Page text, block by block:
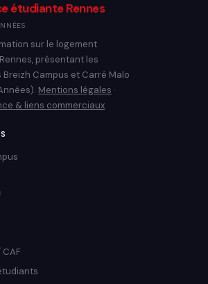
étudiante Rennes
sur le logement
présentant les
Campus et Carré Malo
Mentions légales ·
& liens commerciaux
CAF